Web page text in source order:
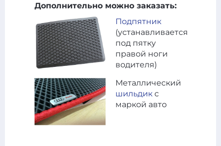
Дополнительно можно заказать:
Подпятник
(устанавливается
под пятку
правой ноги
водителя)
Металлический
шильдик с
маркой авто